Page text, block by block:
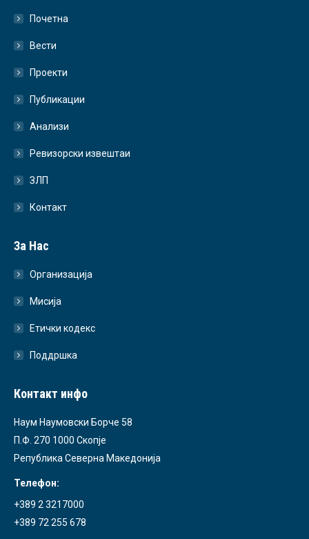
Почетна
Вести
Проекти
Публикации
Анализи
Ревизорски извештаи
ЗЛП
Контакт
За Нас
Организација
Мисија
Етички кодекс
Поддршка
Контакт инфо
Наум Наумовски Борче 58
П.Ф. 270 1000 Скопје
Република Северна Македонија
Телефон:
+389 2 3217000
+389 72 255 678